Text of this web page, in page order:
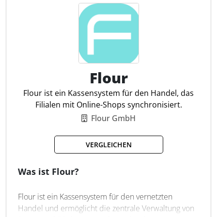
einfache Bedienung, die schnelle Einarbeitung
neuer Mitarbeiter und 24/7 Support. Für
Steuerfachleute bietet Orderbird PRO effiziente
Zusammenarbeit mit dem Finanzamt.
QR-Codes
Kassenprüfung
Datenhistorierung
Digitales Kassenbuch
Flour
Flour ist ein Kassensystem für den Handel, das
Filialen mit Online-Shops synchronisiert.
Flour GmbH
VERGLEICHEN
Was ist Flour?
Flour ist ein Kassensystem für den vernetzten
Handel und ermöglicht die zentrale Verwaltung von